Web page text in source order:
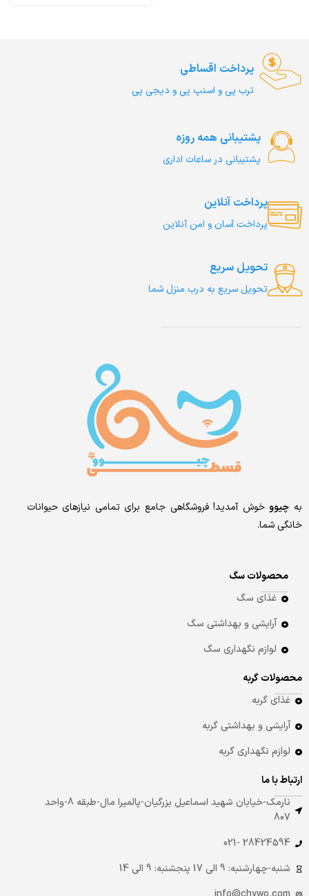
پرداخت اقساطی
ترب‌ پی و اسنپ پی و دیجی پی
پشتیبانی همه روزه
پشتیبانی در ساعات اداری
پرداخت آنلاین
پرداخت آسان و امن آنلاین
تحویل سریع
تحویل سریع به درب منزل شما
به چیوو خوش آمدید! فروشگاهی جامع برای تمامی نیازهای حیوانات
خانگی شما.
محصولات سگ
غذای سگ
آرایشی و بهداشتی سگ
لوازم نگهداری سگ
محصولات گربه
غذای گربه
آرایشی و بهداشتی گربه
لوازم نگهداری گربه
ارتباط با ما
نارمک-خیابان شهید اسماعیل بزرگیان-پالمیرا مال-طبقه 8-واحد
807
28424594 -021
شنبه-چهارشنبه: 9 الی 17 پنجشنبه: 9 الی 14